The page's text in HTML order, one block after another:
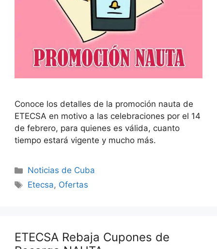
Conoce los detalles de la promoción nauta de
ETECSA en motivo a las celebraciones por el 14
de febrero, para quienes es válida, cuanto
tiempo estará vigente y mucho más.
Categories
Noticias de Cuba
Tags
Etecsa, Ofertas
ETECSA Rebaja Cupones de